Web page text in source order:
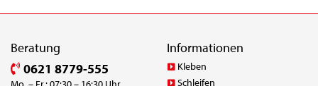
Beratung
0621 8779-555
Informationen
Kleben
Schleifen